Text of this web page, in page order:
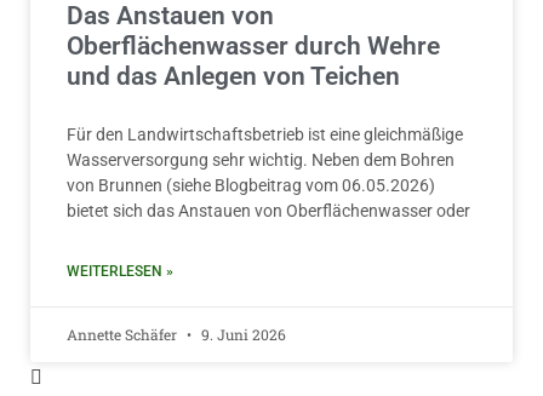
Das Anstauen von
Oberflächenwasser durch Wehre
und das Anlegen von Teichen
Für den Landwirtschaftsbetrieb ist eine gleichmäßige
Wasserversorgung sehr wichtig. Neben dem Bohren
von Brunnen (siehe Blogbeitrag vom 06.05.2026)
bietet sich das Anstauen von Oberflächenwasser oder
WEITERLESEN »
Annette Schäfer 9. Juni 2026